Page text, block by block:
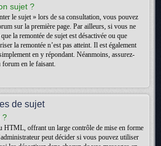
sujet ?
le sujet » lors de sa consultation, vous pouvez
sur la première page. Par ailleurs, si vous ne
la remontée de sujet est désactivée ou que
la remontée n’est pas atteint. Il est également
en y répondant. Néanmoins, assurez-
forum en le faisant.
de sujet
?
HTML, offrant un large contrôle de mise en forme
peut décider si vous pouvez utiliser